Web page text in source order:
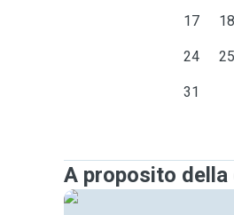
17 18
24 25
31
A proposito